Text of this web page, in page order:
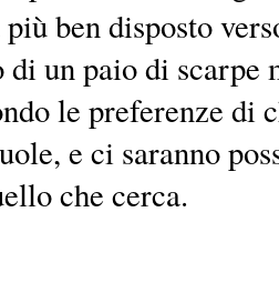
ben disposto
di un paio di scarpe
le preferenze di
e ci saranno
che cerca.